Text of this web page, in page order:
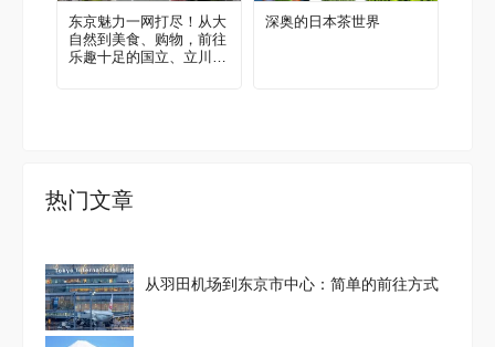
东京魅力一网打尽！从大
自然到美食、购物，前往
乐趣十足的国立、立川
深奥的日本茶世界
热门文章
从羽田机场到东京市中心：简单的前往方式